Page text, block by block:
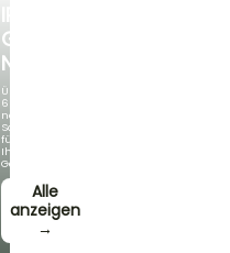
IRIS
GERMANICA
NEUHEITEN
Über
60
neue
Sorten
für
Ihren
Garten!
Alle
anzeigen
→